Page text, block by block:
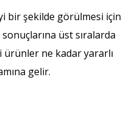
bir şekilde görülmesi için
üst sıralarda
ne kadar yararlı
gelir.